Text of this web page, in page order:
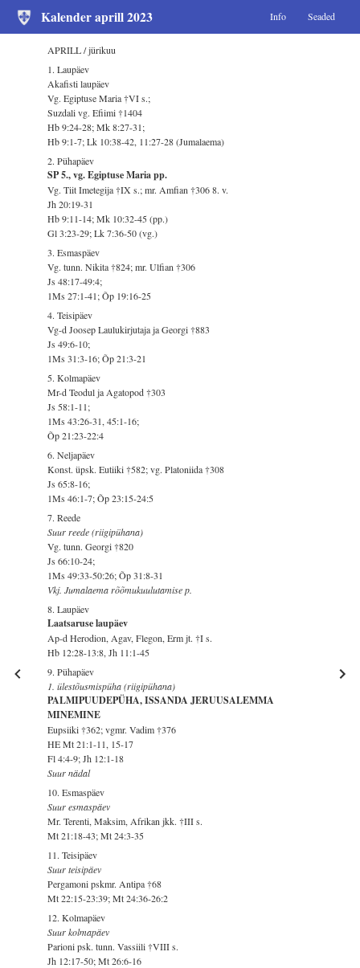
Kalender aprill 2023 Info Seaded
APRILL / jürikuu
1. Laupäev
Akafisti laupäev
Vg. Egiptuse Maria †VI s.;
Suzdali vg. Efiimi †1404
Hb 9:24-28; Mk 8:27-31;
Hb 9:1-7; Lk 10:38-42, 11:27-28 (Jumalaema)
2. Pühapäev
SP 5., vg. Egiptuse Maria pp.
Vg. Tiit Imetegija †IX s.; mr. Amfian †306 8. v.
Jh 20:19-31
Hb 9:11-14; Mk 10:32-45 (pp.)
Gl 3:23-29; Lk 7:36-50 (vg.)
3. Esmaspäev
Vg. tunn. Nikita †824; mr. Ulfian †306
Js 48:17-49:4;
1Ms 27:1-41; Õp 19:16-25
4. Teisipäev
Vg-d Joosep Laulukirjutaja ja Georgi †883
Js 49:6-10;
1Ms 31:3-16; Õp 21:3-21
5. Kolmapäev
Mr-d Teodul ja Agatopod †303
Js 58:1-11;
1Ms 43:26-31, 45:1-16;
Õp 21:23-22:4
6. Neljapäev
Konst. üpsk. Eutiiki †582; vg. Platoniida †308
Js 65:8-16;
1Ms 46:1-7; Õp 23:15-24:5
7. Reede
Suur reede (riigipühana)
Vg. tunn. Georgi †820
Js 66:10-24;
1Ms 49:33-50:26; Õp 31:8-31
Vkj. Jumalaema rõõmukuulutamise p.
8. Laupäev
Laatsaruse laupäev
Ap-d Herodion, Agav, Flegon, Erm jt. †I s.
Hb 12:28-13:8, Jh 11:1-45
9. Pühapäev
1. ülestõusmispüha (riigipühana)
PALMIPUUDEPÜHA, ISSANDA JERUUSALEMMA
MINEMINE
Eupsiiki †362; vgmr. Vadim †376
HE Mt 21:1-11, 15-17
Fl 4:4-9; Jh 12:1-18
Suur nädal
10. Esmaspäev
Suur esmaspäev
Mr. Terenti, Maksim, Afrikan jkk. †III s.
Mt 21:18-43; Mt 24:3-35
11. Teisipäev
Suur teisipäev
Pergamoni pskmr. Antipa †68
Mt 22:15-23:39; Mt 24:36-26:2
12. Kolmapäev
Suur kolmapäev
Parioni psk. tunn. Vassiili †VIII s.
Jh 12:17-50; Mt 26:6-16